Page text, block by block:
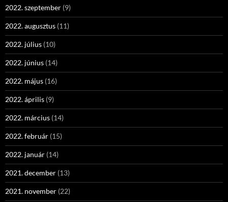
2022. szeptember (9)
2022. augusztus (11)
2022. július (10)
2022. június (14)
2022. május (16)
2022. április (9)
2022. március (14)
2022. február (15)
2022. január (14)
2021. december (13)
2021. november (22)